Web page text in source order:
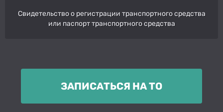
Свидетельство о регистрации транспортного средства
или паспорт транспортного средства
ЗАПИСАТЬСЯ НА ТО